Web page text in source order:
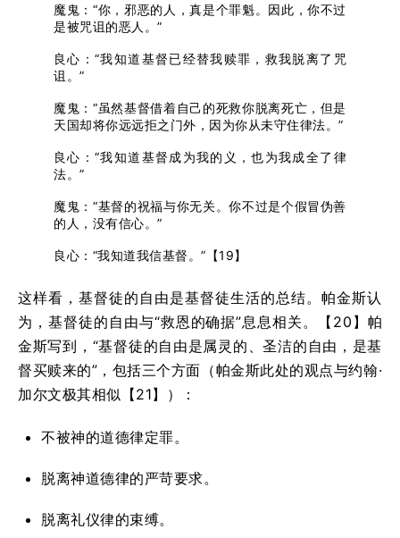
魔鬼：“你，邪恶的人，真是个罪魁。因此，你不过
是被咒诅的恶人。”
良心：“我知道基督已经替我赎罪，救我脱离了咒
诅。”
魔鬼：“虽然基督借着自己的死救你脱离死亡，但是
天国却将你远远拒之门外，因为你从未守住律法。”
良心：“我知道基督成为我的义，也为我成全了律
法。”
魔鬼：“基督的祝福与你无关。你不过是个假冒伪善
的人，没有信心。”
良心：“我知道我信基督。”【19】
这样看，基督徒的自由是基督徒生活的总结。帕金斯认
为，基督徒的自由与“救恩的确据”息息相关。【20】帕
金斯写到，“基督徒的自由是属灵的、圣洁的自由，是基
督买赎来的”，包括三个方面（帕金斯此处的观点与约翰·
加尔文极其相似【21】）：
不被神的道德律定罪。
脱离神道德律的严苛要求。
脱离礼仪律的束缚。